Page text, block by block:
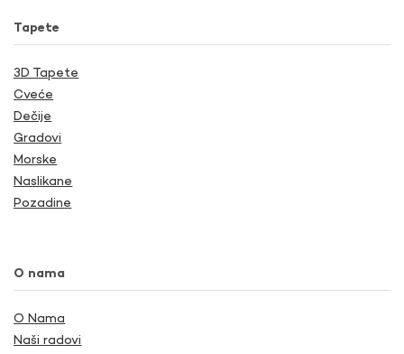
Tapete
3D Tapete
Cveće
Dečije
Gradovi
Morske
Naslikane
Pozadine
O nama
O Nama
Naši radovi